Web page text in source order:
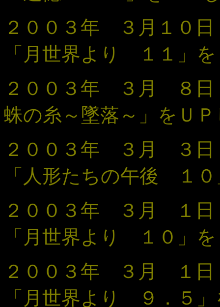
２００３年 ３月１０
「 月世界より １１ 」
２００３年 ３月 ８日
蛛の糸～墜落～」をＵ
２００３年 ３月 ３日
「人形たちの午後 １
２００３年 ３月 １
「 月世界より １０ 」
２００３年 ３月 １
「 月世界より ９．５ 」